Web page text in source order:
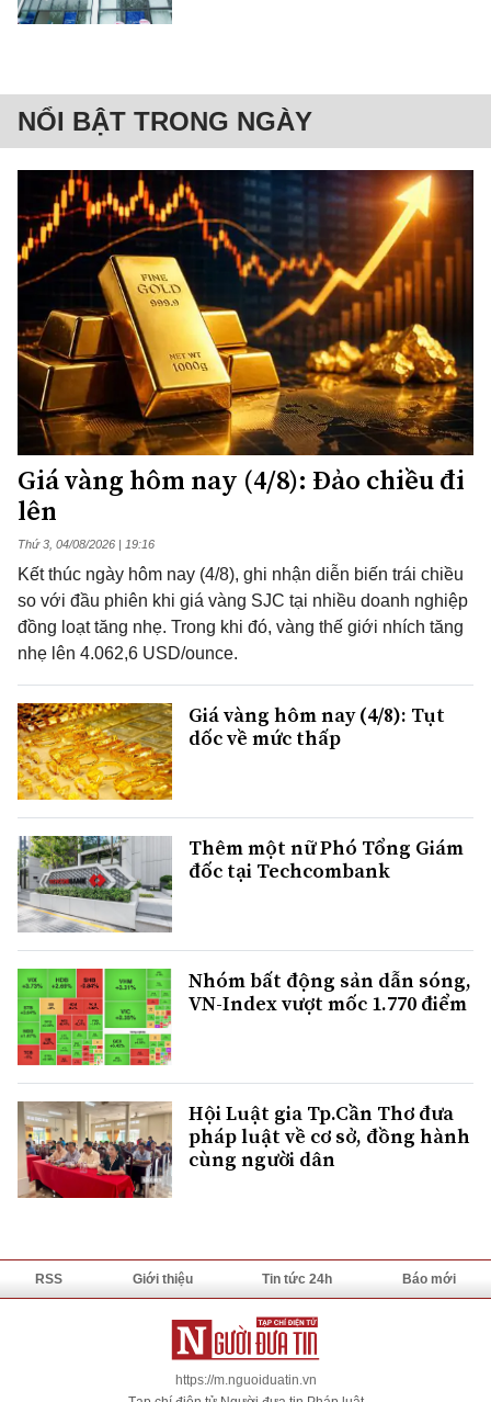
NỔI BẬT TRONG NGÀY
Giá vàng hôm nay (4/8): Đảo chiều đi
lên
Thứ 3, 04/08/2026 | 19:16
Kết thúc ngày hôm nay (4/8), ghi nhận diễn biến trái chiều
so với đầu phiên khi giá vàng SJC tại nhiều doanh nghiệp
đồng loạt tăng nhẹ. Trong khi đó, vàng thế giới nhích tăng
nhẹ lên 4.062,6 USD/ounce.
Giá vàng hôm nay (4/8): Tụt
dốc về mức thấp
Thêm một nữ Phó Tổng Giám
đốc tại Techcombank
Nhóm bất động sản dẫn sóng,
VN-Index vượt mốc 1.770 điểm
Hội Luật gia Tp.Cần Thơ đưa
pháp luật về cơ sở, đồng hành
cùng người dân
RSS Giới thiệu Tin tức 24h Báo mới
https://m.nguoiduatin.vn